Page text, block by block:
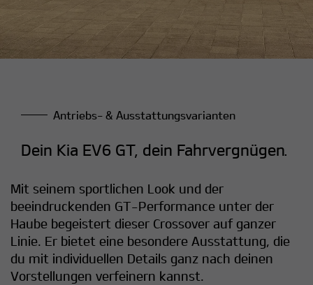
Antriebs- & Ausstattungsvarianten
Dein Kia EV6 GT, dein Fahrvergnügen.
Mit seinem sportlichen Look und der
beeindruckenden GT-Performance unter der
Haube begeistert dieser Crossover auf ganzer
Linie. Er bietet eine besondere Ausstattung, die
du mit individuellen Details ganz nach deinen
Vorstellungen verfeinern kannst.